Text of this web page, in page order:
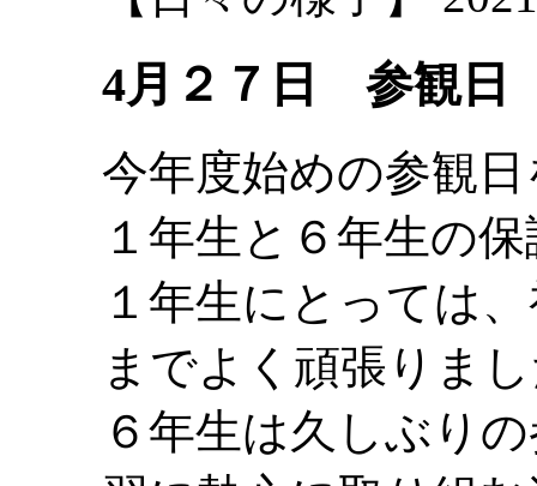
4月２７日 参観日
今年度始めの参観
１年生と６年生の
１年生にとっては
までよく頑張りま
６年生は久しぶり